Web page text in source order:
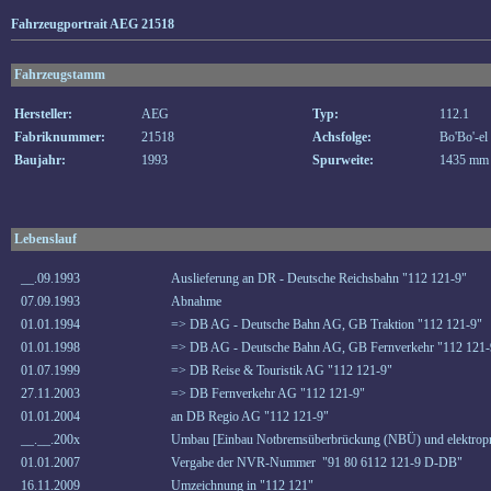
Fahrzeugportrait AEG 21518
Fahrzeugstamm
Hersteller: AEG Typ:
112.1
Fabriknummer:
21518 Achsfolge:
Bo'Bo'-el
Baujahr:
1993 Spurweite: 1435 mm
Lebenslauf
__.09.1993
Auslieferung an DR - Deutsche Reichsbahn "112 121-9"
07.09.1993
Abnahme
01.01.1994
=> DB AG - Deutsche Bahn AG, GB Traktion "112 121-9"
01.01.1998
=> DB AG - Deutsche Bahn AG, GB Fernverkehr "112
01.07.1999
=> DB Reise & Touristik AG "112 121-9"
27.11.2003
=> DB Fernverkehr AG "112 121-9"
01.01.2004
an DB Regio AG "112 121-9"
__.__.200x
Umbau [Einbau Notbremsüberbrückung (NBÜ) und
01.01.2007
Vergabe der NVR-Nummer "91 80 6112 121-9 D-DB"
16.11.2009
Umzeichnung in "112 121"